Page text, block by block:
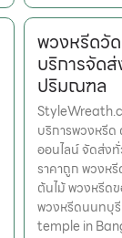
พวงหรีดวั
บริการจัด
ปริมณฑล
บริการพวงหรีด
ออนไลน์ จัดส่ง
ราคาถูก พวงห
ต้นไม้ พวงหรีด
พวงหรีดนนทบุ
temple in